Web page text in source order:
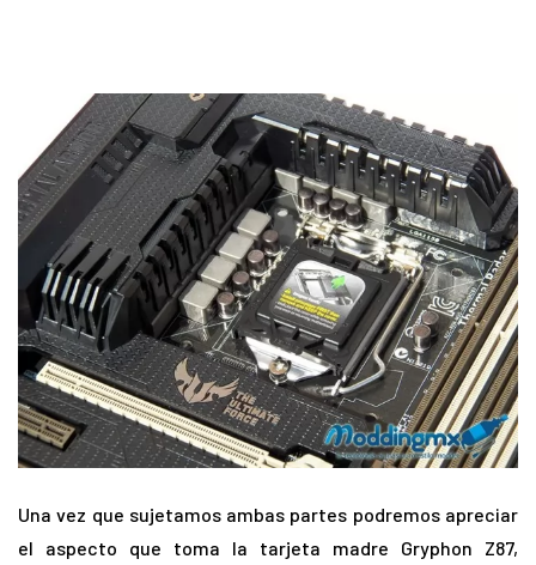
Una vez que sujetamos ambas partes podremos apreciar
el aspecto que toma la tarjeta madre Gryphon Z87,